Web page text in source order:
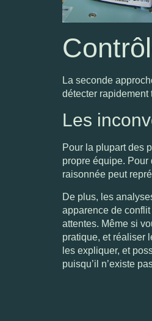
La seconde
détecter rapidement
Les
Pour la plupart des
propre équipe. Pour
raisonnée peut
De plus, les
apparence de
attentes. Même si
pratique, et réaliser
les expliquer, et
puisqu’il n’existe